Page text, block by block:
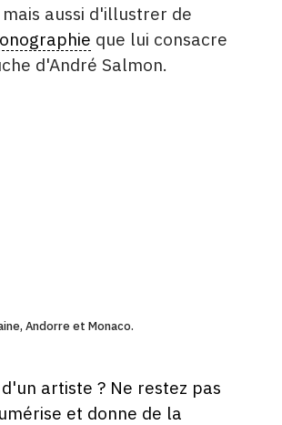
aussi d'illustrer de
que lui consacre
d'André Salmon.
Andorre et Monaco.
artiste ? Ne restez pas
et donne de la